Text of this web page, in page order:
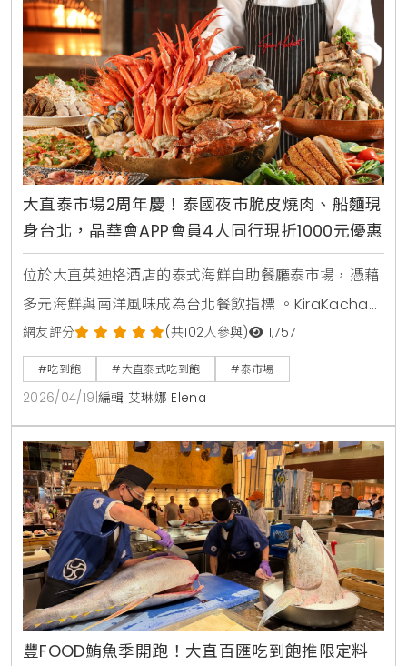
大直泰市場2周年慶！泰國夜市脆皮燒肉、船麵現
身台北，晶華會APP會員4人同行現折1000元優惠
位於大直英迪格酒店的泰式海鮮自助餐廳泰市場，憑藉
多元海鮮與南洋風味成為台北餐飲指標 。KiraKacha去
啦！創辦人梁翔渝表示，泰式餐飲的關鍵在於香料層次
的還原度，泰市場此次將泰國夜市脆皮燒肉與船麵等具
視覺效果的料理帶入餐檯，不僅強化了食客的互動體
驗，更精準捕捉到台灣消費者對曼谷街頭美食的情感連
結與味覺渴望 。
網友評分 (共102人參與) 1,757
#吃到飽 #大直泰式吃到飽 #泰市場
2026/04/19 編輯 艾琳娜 Elena
豐FOOD鮪魚季開跑！大直百匯吃到飽推限定料